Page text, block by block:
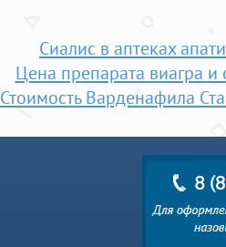
Сиалис в аптеках
Цена препарата виагра и
Стоимость Варденафила